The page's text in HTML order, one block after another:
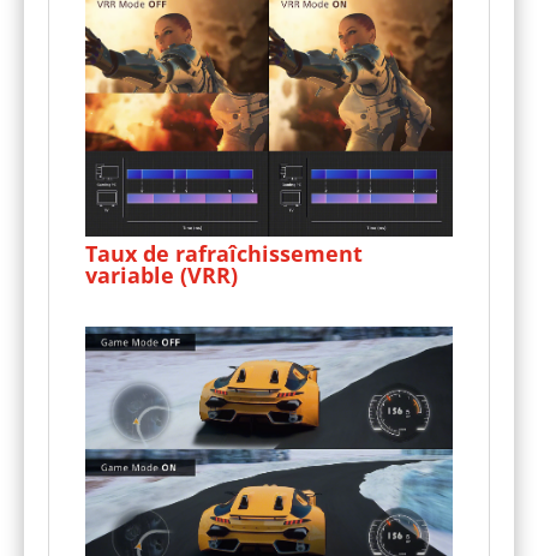
Taux de rafraîchissement
variable (VRR)